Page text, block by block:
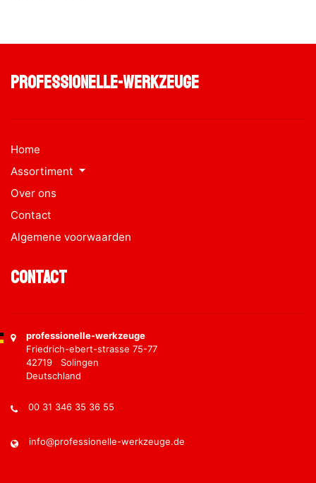
professionelle-werkzeuge
Home
Assortiment
Over ons
Contact
Algemene voorwaarden
Contact
professionelle-werkzeuge
Friedrich-ebert-strasse 75-77
42719 Solingen
Deutschland
00 31 346 35 36 55
info@professionelle-werkzeuge.de